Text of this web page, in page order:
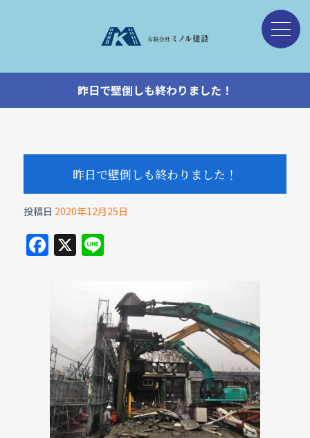
昨日で壁倒しも終わりました！
昨日で壁倒しも終わりました！
投稿日 2020年12月25日
F
a
b
o
o
k
X Li